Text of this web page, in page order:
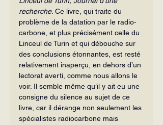
recherche. Ce livre, qui traite du
problème de la datation par le radio­
carbone, et plus précisément celle du
Lin­ceul de Turin et qui débouche sur
des conclusions étonnantes, est resté
relati­vement inaperçu, en dehors d’un
lectorat averti, comme nous allons le
voir. Il semble même qu’il y ait eu une
consigne du silence au sujet de ce
livre, car il dé­range non seulement les
spécialistes ra­diocarbone mais